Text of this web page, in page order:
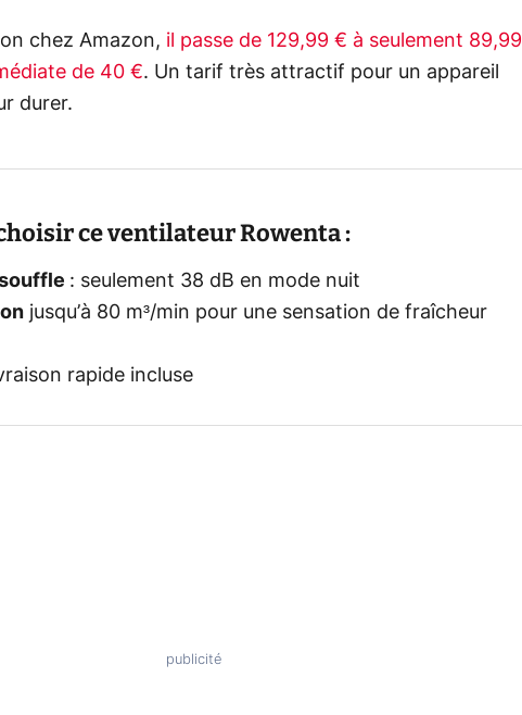
chez Amazon, il passe de 129,99 € à seulement 89,99
de 40 €. Un tarif très attractif pour un appareil
durer.
ce ventilateur Rowenta :
: seulement 38 dB en mode nuit
jusqu’à 80 m³/min pour une sensation de fraîcheur
rapide incluse